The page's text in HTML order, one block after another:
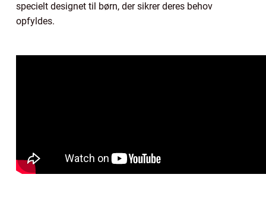
specielt designet til børn, der sikrer deres behov
opfyldes.